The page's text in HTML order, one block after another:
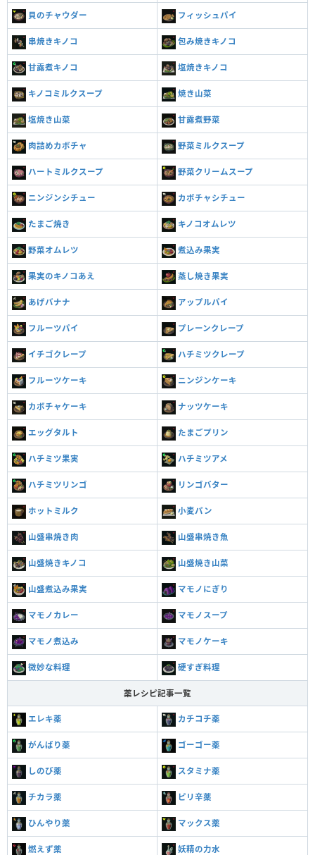
貝のチャウダー フィッシュパイ
串焼きキノコ 包み焼きキノコ
甘露煮キノコ 塩焼きキノコ
キノコミルクスープ 焼き山菜
塩焼き山菜 甘露煮野菜
肉詰めカボチャ 野菜ミルクスープ
ハートミルクスープ 野菜クリームスープ
ニンジンシチュー カボチャシチュー
たまご焼き キノコオムレツ
野菜オムレツ 煮込み果実
果実のキノコあえ 蒸し焼き果実
あげバナナ アップルパイ
フルーツパイ プレーンクレープ
イチゴクレープ ハチミツクレープ
フルーツケーキ ニンジンケーキ
カボチャケーキ ナッツケーキ
エッグタルト たまごプリン
ハチミツ果実 ハチミツアメ
ハチミツリンゴ リンゴバター
ホットミルク 小麦パン
山盛串焼き肉 山盛串焼き魚
山盛焼きキノコ 山盛焼き山菜
山盛煮込み果実 マモノにぎり
マモノカレー マモノスープ
マモノ煮込み マモノケーキ
微妙な料理 硬すぎ料理
薬レシピ記事一覧
エレキ薬 カチコチ薬
がんばり薬 ゴーゴー薬
しのび薬 スタミナ薬
チカラ薬 ピリ辛薬
ひんやり薬 マックス薬
燃えず薬 妖精の力水